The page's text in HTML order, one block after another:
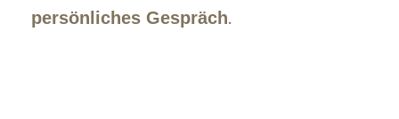
persönliches Gespräch.